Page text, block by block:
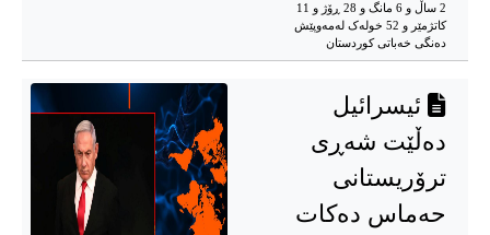
2 ساڵ و 6 مانگ و 28 ڕۆژ و 11
کاتژمێر و 52 خوله‌ک له‌مه‌وپێش‌
ده‌نگی خه‌باتی کوردستان
ئیسرائیل
دەڵێت شەڕی
ترۆریستانی
حەماس دەکات